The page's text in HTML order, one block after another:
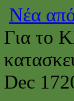
Νέα
Για το
Dec 17